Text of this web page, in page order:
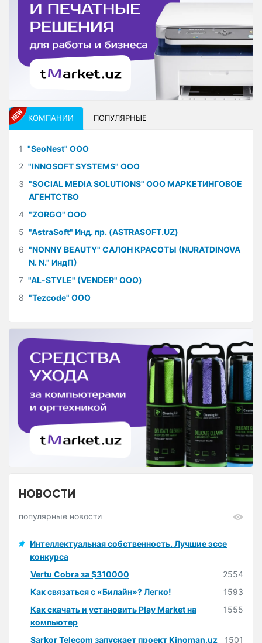
КОМПАНИИ ПОПУЛЯРНЫЕ
1 "SeoNest" ООО
2 "INNOSOFT SYSTEMS" ООО
3 "SOCIAL MEDIA SOLUTIONS" ООО МАРКЕТИНГОВОЕ
АГЕНТСТВО
4 "ZORGO" ООО
5 "AstraSoft" Инд. пр. (ASTRASOFT.UZ)
6 "NONNY BEAUTY" САЛОН КРАСОТЫ (NURATDINOVA
N. N." ИндП)
7 "AL-STYLE" (VENDER" ООО)
8 "Tezcode" ООО
НОВОСТИ
популярные новости
Интеллектуальная собственность. Лучшие эссе
конкурса
Vertu Cobra за $310000
2554
Как связаться с «Билайн»? Легко!
1593
Как скачать и установить Play Market на
компьютер
1555
Sarkor Telecom запускает проект Kinoman.uz
1501